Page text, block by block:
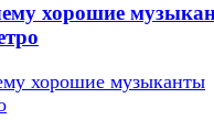
хорошие